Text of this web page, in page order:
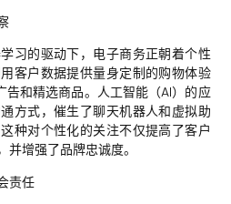
习的驱动下，电子商务正朝着个性
客户数据提供量身定制的购物体验
和精选商品。人工智能（AI）的应
方式，催生了聊天机器人和虚拟助
种对个性化的关注不仅提高了客户
增强了品牌忠诚度。
责任